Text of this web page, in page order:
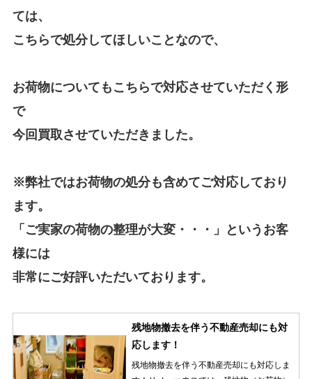
ては、
こちらで処分してほしいことなので、
お荷物についてもこちらで対応させていただく形
で
今回買取させていただきました。
※弊社ではお荷物の処分も含めてご対応しており
ます。
「ご実家の荷物の整理が大変・・・」というお客
様には
非常にご好評いただいております。
残地物撤去を伴う不動産売却にも対
応します！
残地物撤去を伴う不動産売却にも対応しま